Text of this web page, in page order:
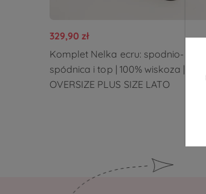
329,90 zł
Komplet Nelka ecru: spodnio-
spódnica i top | 100% wiskoza |
OVERSIZE PLUS SIZE LATO